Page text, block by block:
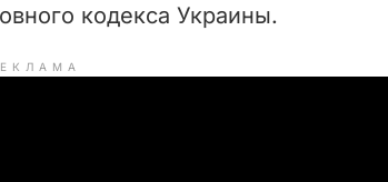
кодекса Украины.